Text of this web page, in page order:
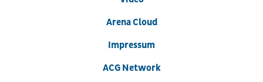
Arena Cloud
Impressum
ACG Network